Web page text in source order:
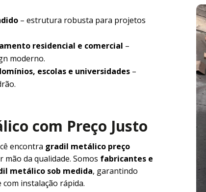
– estrutura robusta para projetos
residencial e comercial –
moderno.
escolas e universidades –
com Preço Justo
encontra gradil metálico preço
mão da qualidade. Somos fabricantes e
metálico sob medida, garantindo
instalação rápida.